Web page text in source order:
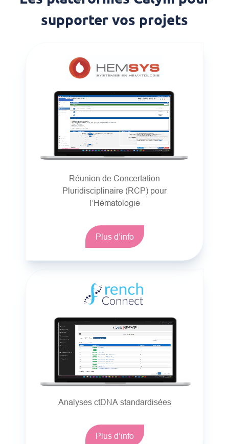
supporter vos projets
Réunion de Concertation
Pluridisciplinaire (RCP) pour
l’Hématologie
Plus d’info
Analyses ctDNA standardisées
Plus d’info